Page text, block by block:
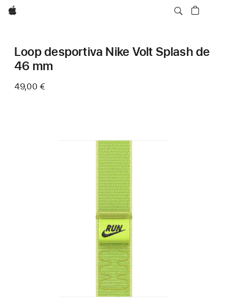
Apple
Loop desportiva Nike Volt Splash de
46 mm
49,00 €